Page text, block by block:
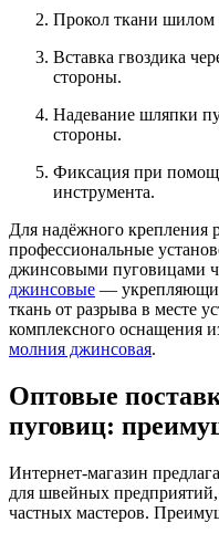
Прокол ткани шилом
Вставка гвоздика
стороны.
Надевание шляпки
стороны.
Фиксация при
инструмента.
Для надёжного крепления
профессиональные
джинсовыми пуговицами
джинсовые —
ткань от разрыва в месте
комплексного оснащения
молния джинсовая.
Оптовые
пуговиц:
Интернет-магазин
для швейных
частных мастеров.